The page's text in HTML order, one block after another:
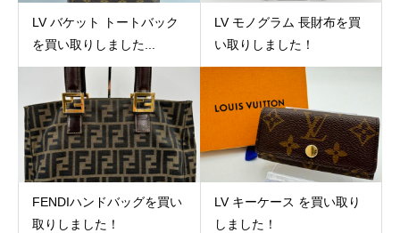
LV バケット トートバック
を買い取りしました...
LV モノグラム 長財布を買
い取りしました！
FENDIハンドバッグを買い
取りしました！
LV キーケース を買い取り
しました！